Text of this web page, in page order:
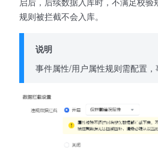
规则被拦截不会入库。
说明
事件属性/用户属性规则需配置，